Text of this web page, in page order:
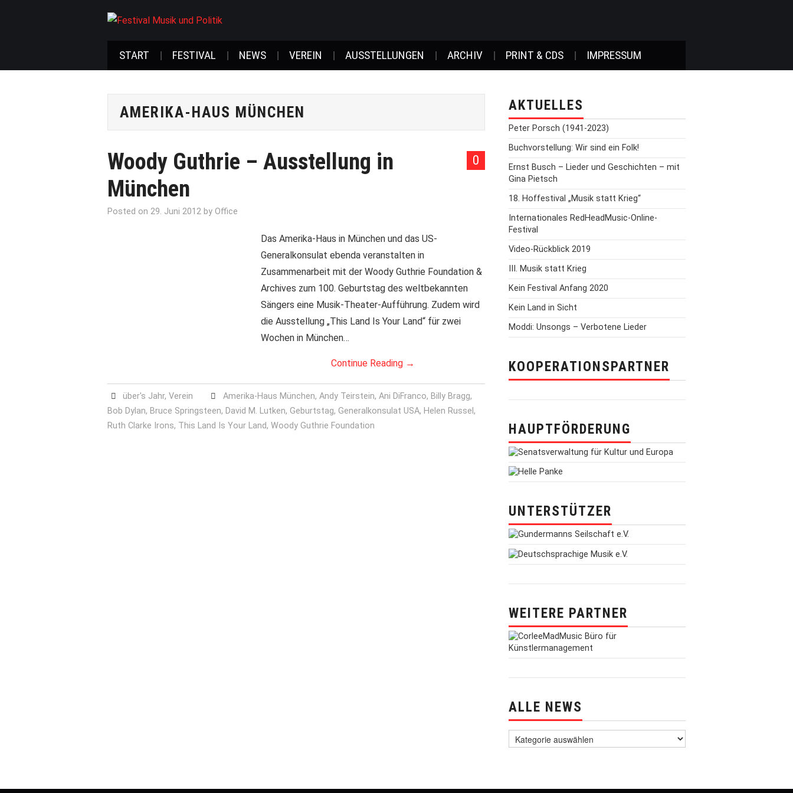
START FESTIVAL NEWS VEREIN AUSSTELLUNGEN ARCHIV PRINT & CDS IMPRESSUM
AMERIKA-HAUS MÜNCHEN
0
Woody Guthrie – Ausstellung in
München
Posted on 29. Juni 2012 by Office
Das Amerika-Haus in München und das US-
Generalkonsulat ebenda veranstalten in
Zusammenarbeit mit der Woody Guthrie Foundation &
Archives zum 100. Geburtstag des weltbekannten
Sängers eine Musik-Theater-Aufführung. Zudem wird
die Ausstellung „This Land Is Your Land“ für zwei
Wochen in München…
Continue Reading →
über's Jahr,Verein Amerika-Haus München, Andy Teirstein, Ani DiFranco, Billy Bragg,
Bob Dylan, Bruce Springsteen, David M. Lutken, Geburtstag, Generalkonsulat USA, Helen Russel ,
Ruth Clarke Irons, This Land Is Your Land, Woody Guthrie Foundation
AKTUELLES
Peter Porsch (1941-2023)
Buchvorstellung: Wir sind ein Folk!
Ernst Busch – Lieder und Geschichten – mit
Gina Pietsch
18. Hoffestival „Musik statt Krieg“
Internationales RedHeadMusic-Online-
Festival
Video-Rückblick 2019
III. Musik statt Krieg
Kein Festival Anfang 2020
Kein Land in Sicht
Moddi: Unsongs – Verbotene Lieder
KOOPERATIONSPARTNER
HAUPTFÖRDERUNG
UNTERSTÜTZER
WEITERE PARTNER
ALLE NEWS